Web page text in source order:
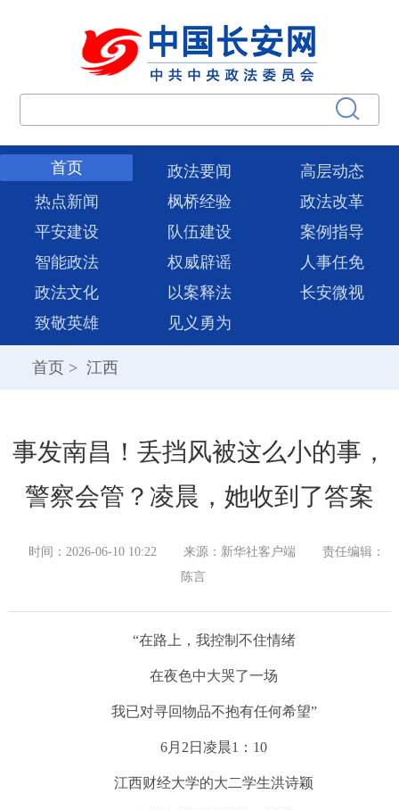
首页 政法要闻
高层动态
热点新闻
枫桥经验
政法改革
平安建设
队伍建设
案例指导
智能政法
权威辟谣
人事任免
政法文化
以案释法
长安微视
致敬英雄
见义勇为
首页 > 江西
事发南昌！丢挡风被这么小的事，
警察会管？凌晨，她收到了答案
时间：2026-06-10 10:22 来源：新华社客户端
责任编辑：
陈言
“在路上，我控制不住情绪
在夜色中大哭了一场
我已对寻回物品不抱有任何希望”
6月2日凌晨1：10
江西财经大学的大二学生洪诗颖